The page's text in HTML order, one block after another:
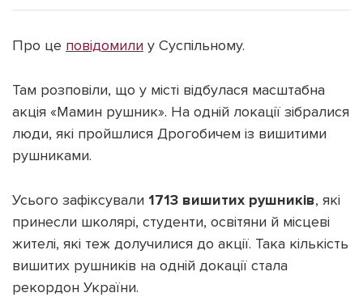
Наші соц мережі
Про це повідомили у Суспільному.
Там розповіли, що у місті відбулася масштабна
акція «Мамин рушник». На одній локації зібралися
люди, які пройшлися Дрогобичем із вишитими
рушниками.
Усього зафіксували 1713 вишитих рушників, які
принесли школярі, студенти, освітяни й місцеві
жителі, які теж долучилися до акції. Така кількість
вишитих рушників на одній докації стала
рекордон України.